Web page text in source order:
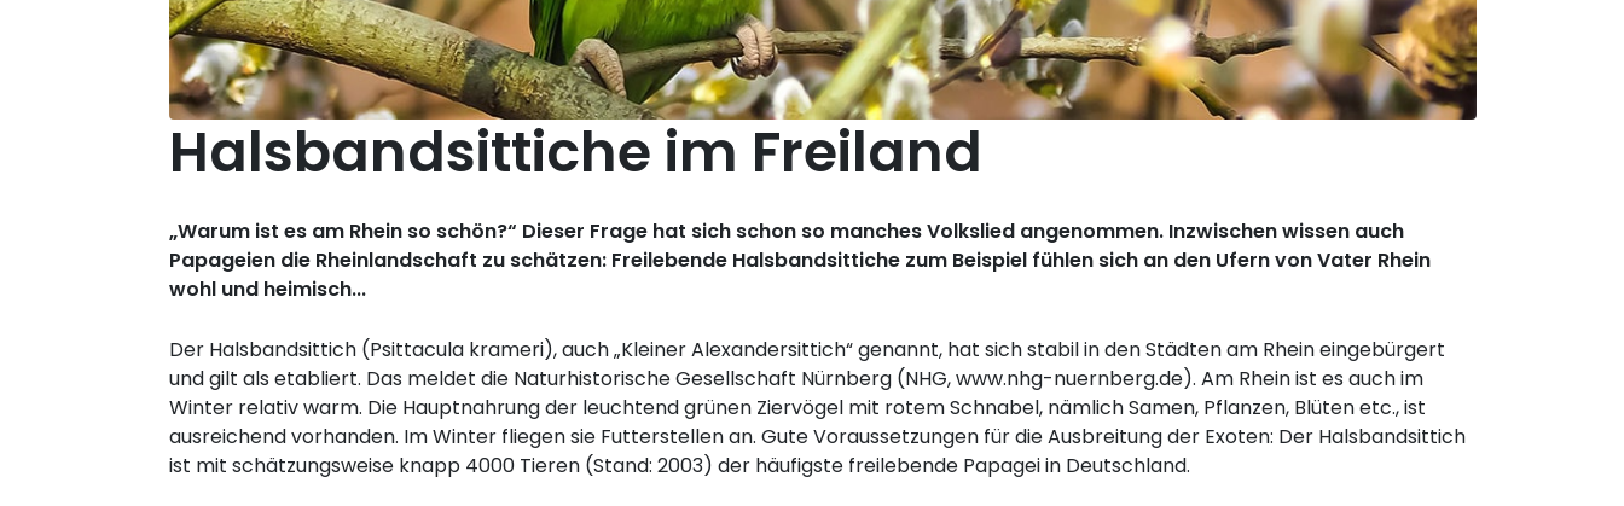
Halsbandsittiche im Freiland
„Warum ist es am Rhein so schön?“ Dieser Frage hat sich schon so manches Volkslied angenommen. Inzwischen wissen auch
Papageien die Rheinlandschaft zu schätzen: Freilebende Halsbandsittiche zum Beispiel fühlen sich an den Ufern von Vater Rhein
wohl und heimisch...
Der Halsbandsittich (Psittacula krameri), auch „Kleiner Alexandersittich“ genannt, hat sich stabil in den Städten am Rhein eingebürgert
und gilt als etabliert. Das meldet die Naturhistorische Gesellschaft Nürnberg (NHG, www.nhg-nuernberg.de). Am Rhein ist es auch im
Winter relativ warm. Die Hauptnahrung der leuchtend grünen Ziervögel mit rotem Schnabel, nämlich Samen, Pflanzen, Blüten etc., ist
ausreichend vorhanden. Im Winter fliegen sie Futterstellen an. Gute Voraussetzungen für die Ausbreitung der Exoten: Der Halsbandsittich
ist mit schätzungsweise knapp 4000 Tieren (Stand: 2003) der häufigste freilebende Papagei in Deutschland.